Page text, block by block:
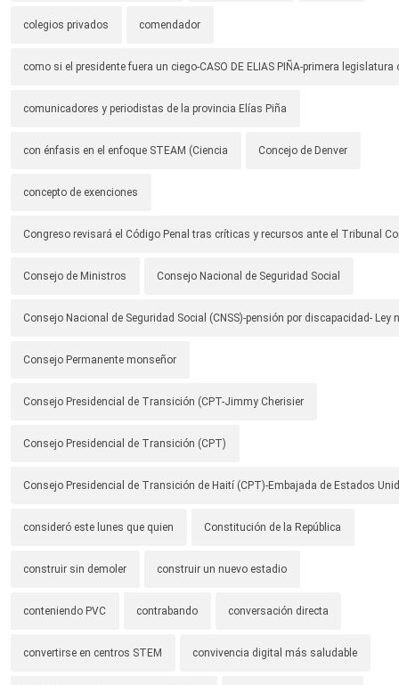
colegios privados comendador
como si el presidente fuera un ciego-CASO DE ELIAS PIÑA-primera legislatura
comunicadores y periodistas de la provincia Elías Piña
con énfasis en el enfoque STEAM (Ciencia Concejo de Denver
concepto de exenciones
Congreso revisará el Código Penal tras críticas y recursos ante el Tribunal
Consejo de Ministros Consejo Nacional de Seguridad Social
Consejo Nacional de Seguridad Social (CNSS)-pensión por discapacidad- Ley
Consejo Permanente monseñor
Consejo Presidencial de Transición (CPT-Jimmy Cherisier
Consejo Presidencial de Transición (CPT)
Consejo Presidencial de Transición de Haití (CPT)-Embajada de Estados
consideró este lunes que quien Constitución de la República
construir sin demoler construir un nuevo estadio
conteniendo PVC contrabando conversación directa
convertirse en centros STEM convivencia digital más saludable